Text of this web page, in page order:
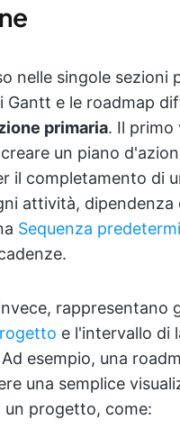
nelle singole sezioni
Gantt e le roadmap
primaria. Il primo
un piano
il completamento di
attività, dipendenza
Sequenza
rappresentano
e l'intervallo di
esempio, una
una semplice
progetto, come: